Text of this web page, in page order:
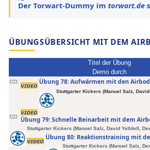
Der Torwart-Dummy im torwart.de
ÜBUNGSÜBERSICHT MIT DEM
Titel der Übung
Demo durch
Übung 78: Aufwärmen mit den
Stuttgarter Kickers (Manuel Salz,
Übung 79: Schnelle Beinarbeit mit dem
Stuttgarter Kickers (Manuel Salz, David Yelldell ,
Übung 80: Reaktionstraining mit
Stuttgarter Kickers (Manuel Salz ,